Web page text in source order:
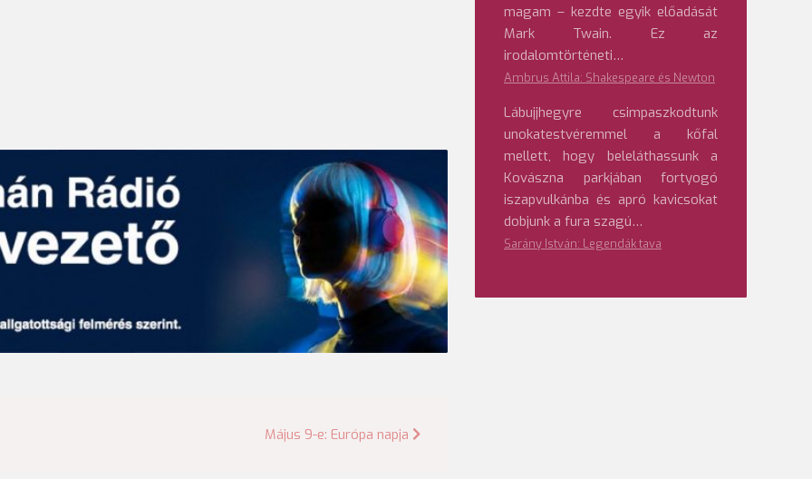
Május 9-e: Európa napja
magam – kezdte egyik előadását
Mark Twain. Ez az
irodalomtörténeti…
Ambrus Attila: Shakespeare és Newton
Lábujjhegyre csimpaszkodtunk
unokatestvéremmel a kőfal
mellett, hogy beleláthassunk a
Kovászna parkjában fortyogó
iszapvulkánba és apró kavicsokat
dobjunk a fura szagú…
Sarány István: Legendák tava